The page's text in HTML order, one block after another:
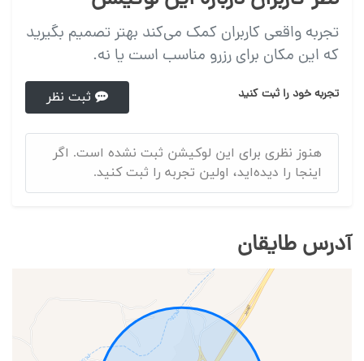
تجربه واقعی کاربران کمک می‌کند بهتر تصمیم بگیرید
که این مکان برای رزرو مناسب است یا نه.
تجربه خود را ثبت کنید
هنوز نظری برای این لوکیشن ثبت نشده است. اگر
اینجا را دیده‌اید، اولین تجربه را ثبت کنید.
آدرس طایقان